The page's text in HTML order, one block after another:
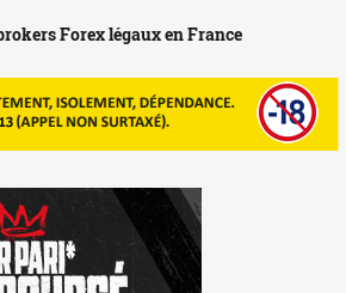
Forex légaux en France